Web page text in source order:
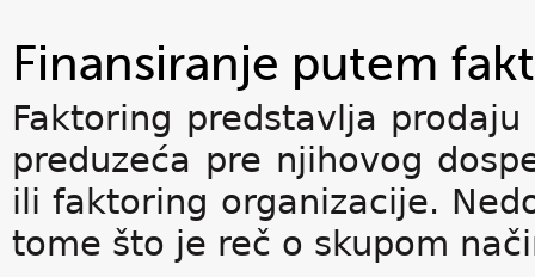
Finansiranje putem
Faktoring predstavlja
preduzeća pre njihovog
ili faktoring organizacije.
tome što je reč o skupom